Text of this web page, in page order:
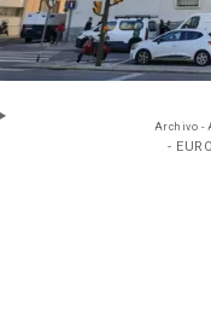
Archivo -
-